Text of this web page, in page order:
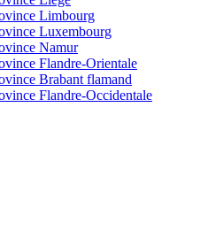
Limbourg
Luxembourg
Namur
Flandre-Orientale
Brabant flamand
Flandre-Occidentale